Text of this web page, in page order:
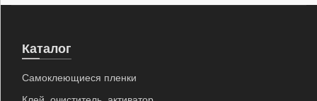
Каталог
Самоклеющиеся пленки